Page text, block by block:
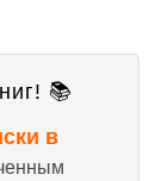
📚
в